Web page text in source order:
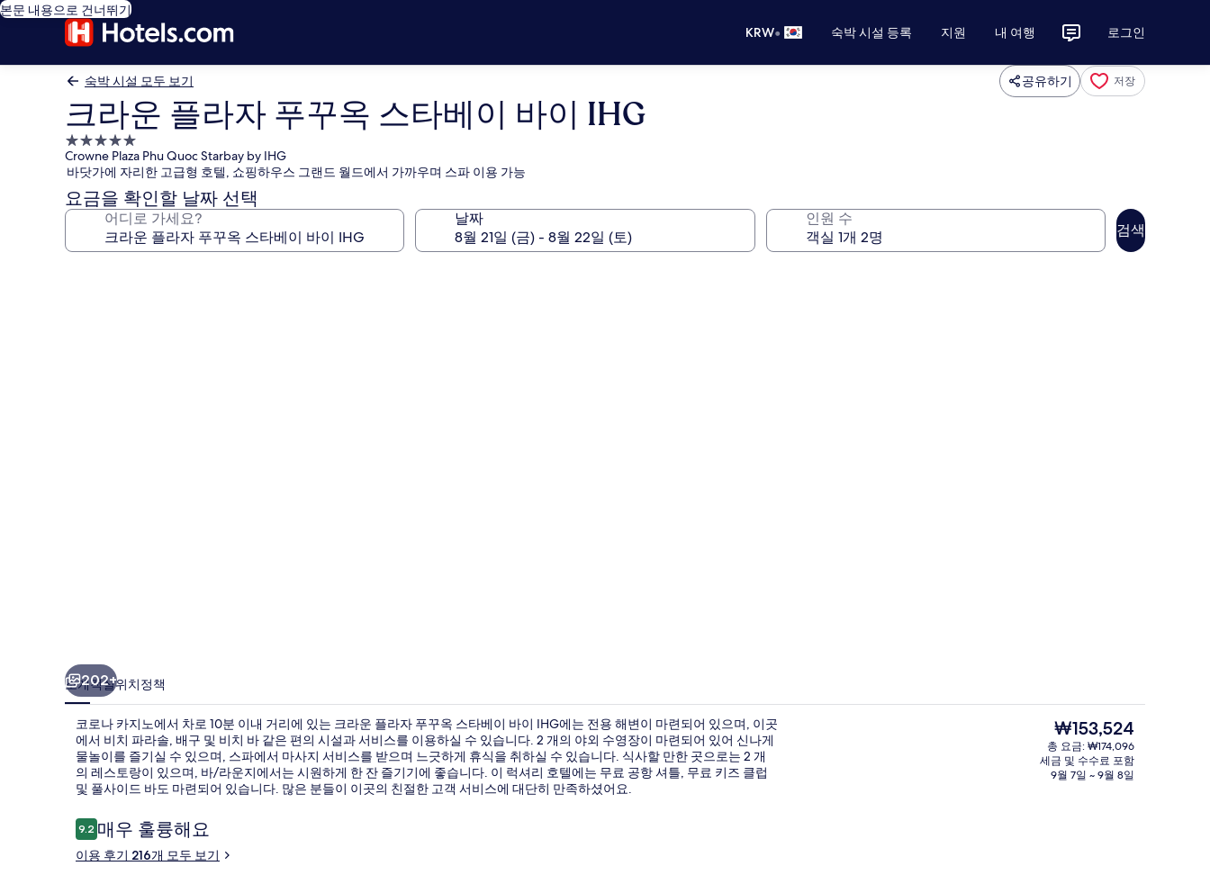
본문 내용으로 건너뛰기
KRW• 숙박 시설 등록 지원 내 여행 로그인
숙박 시설 모두 보기 공유하기 저장
크라운 플라자 푸꾸옥 스타베이 바이 IHG
5.0
성
급
숙
박
Crowne Plaza Phu Quoc Starbay by IHG
바닷가에 자리한 고급형 호텔, 쇼핑하우스 그랜드 월드에서 가까우며 스파 이용 가능
요금을 확인할 날짜 선택
어디로 가세요? 날짜 인원 수
검색
이
IHG
의
사
진
갤
러
프리미엄룸, 싱글침대 2개, 바닷가 | 고급 침구, 메모리폼 침대, 미니바, 책상
202+
소개객실위치정책
코로나 카지노에서 차로 10분 이내 거리에 있는 크라운 플라자 푸꾸옥 스타베이 바이 IHG에는 전용 해변이 마련되어 있으며, 이곳
에서 비치 파라솔, 배구 및 비치 바 같은 편의 시설과 서비스를 이용하실 수 있습니다. 2 개의 야외 수영장이 마련되어 있어 신나게
물놀이를 즐기실 수 있으며, 스파에서 마사지 서비스를 받으며 느긋하게 휴식을 취하실 수 있습니다. 식사할 만한 곳으로는 2 개
의 레스토랑이 있으며, 바/라운지에서는 시원하게 한 잔 즐기기에 좋습니다. 이 럭셔리 호텔에는 무료 공항 셔틀, 무료 키즈 클럽
및 풀사이드 바도 마련되어 있습니다. 많은 분들이 이곳의 친절한 고객 서비스에 대단히 만족하셨어요.
이
용
후
9.210점 만점 중 9.2점.
매우 훌륭해요
이용 후기 216개 모두 보기
현
재
가
격
₩153,524
총 요금: ₩174,096
세금 및 수수료 포함
9월 7일 ~ 9월 8일